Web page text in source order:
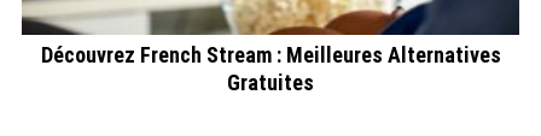
Découvrez French Stream : Meilleures Alternatives
Gratuites